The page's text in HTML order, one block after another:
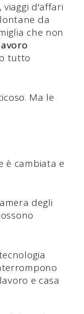
viaggi d'affari
da
che non
tutto
Ma le
è cambiata e
degli
e casa